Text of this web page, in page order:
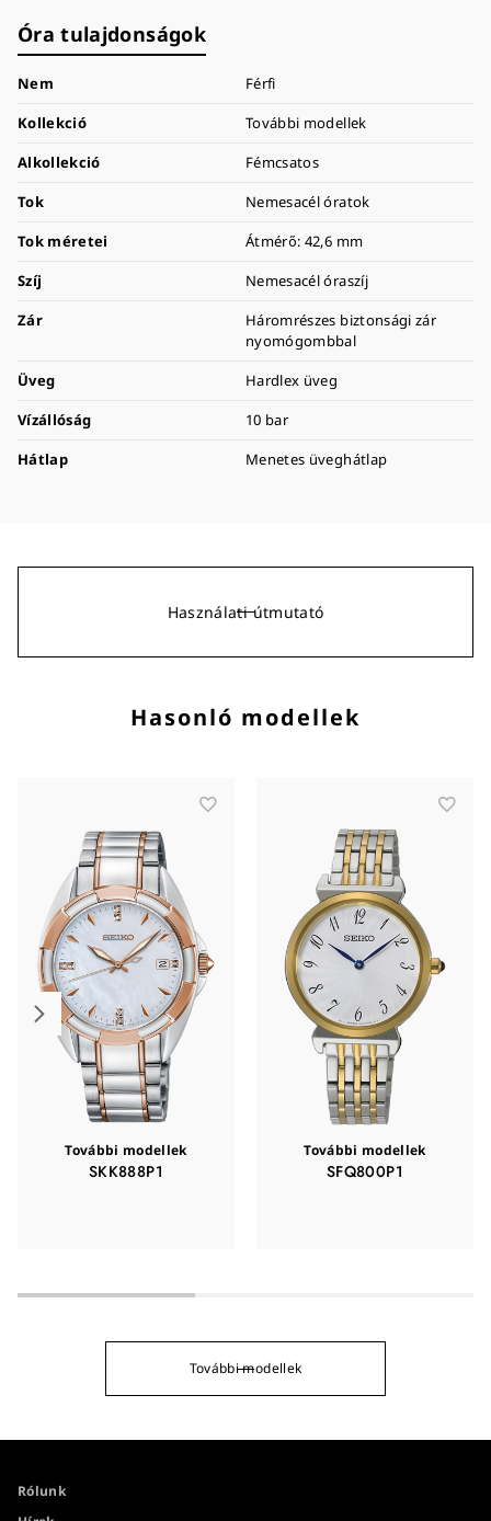
Óra tulajdonságok
Nem
Férfi
Kollekció
További modellek
Alkollekció
Fémcsatos
Tok
Nemesacél óratok
Tok méretei
Átmérő: 42,6 mm
Szíj
Nemesacél óraszíj
Zár
Háromrészes biztonsági zár
nyomógombbal
Üveg
Hardlex üveg
Vízállóság
10 bar
Hátlap
Menetes üveghátlap
Használati útmutató
Hasonló modellek
További modellek
SKK888P1
További modellek
SFQ800P1
További modellek
Rólunk